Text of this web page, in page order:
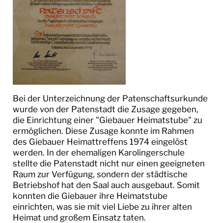
TOURISMUS
Bei der Unterzeichnung der Patenschaftsurkunde
wurde von der Patenstadt die Zusage gegeben,
die Einrichtung einer "Giebauer Heimatstube" zu
ermöglichen. Diese Zusage konnte im Rahmen
des Giebauer Heimattreffens 1974 eingelöst
werden. In der ehemaligen Karolingerschule
stellte die Patenstadt nicht nur einen geeigneten
Raum zur Verfügung, sondern der städtische
Betriebshof hat den Saal auch ausgebaut. Somit
konnten die Giebauer ihre Heimatstube
einrichten, was sie mit viel Liebe zu ihrer alten
Heimat und großem Einsatz taten.